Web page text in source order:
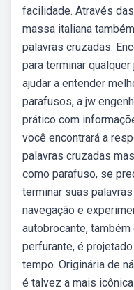
facilidade. Através
massa italiana
palavras cruzadas.
para terminar
ajudar a entender
parafusos, a jw
prático com
você encontrará a
palavras cruzadas
como parafuso, se
terminar suas
navegação e
autobrocante,
perfurante, é
tempo. Originária de
é talvez a mais